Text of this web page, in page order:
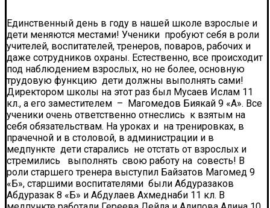
Единственный день в году в нашей школе взрослые и
дети меняются местами! Ученики пробуют себя в роли
учителей, воспитателей, тренеров, поваров, рабочих и
даже сотрудников охраны. Естественно, все происходит
под наблюдением взрослых, но не более, основную
трудовую функцию дети должны выполнять сами!
Директором школы на этот раз был Мусаев Ислам 11
кл., а его заместителем – Магомедов Биякай 9 «А». Все
ученики очень ответственно отнеслись к взятым на
себя обязательствам. На уроках и на тренировках, в
прачечной и в столовой, в администрации и в
медпункте дети старались не отстать от взрослых и
стремились выполнять свою работу на совесть! В
роли старшего тренера выступил Байзатов Магомед 9
«Б», старшими воспитателями были Абдуразаков
Абдуразак 8 «Б» и Абдулаев Ахмеднаби 11 кл. В